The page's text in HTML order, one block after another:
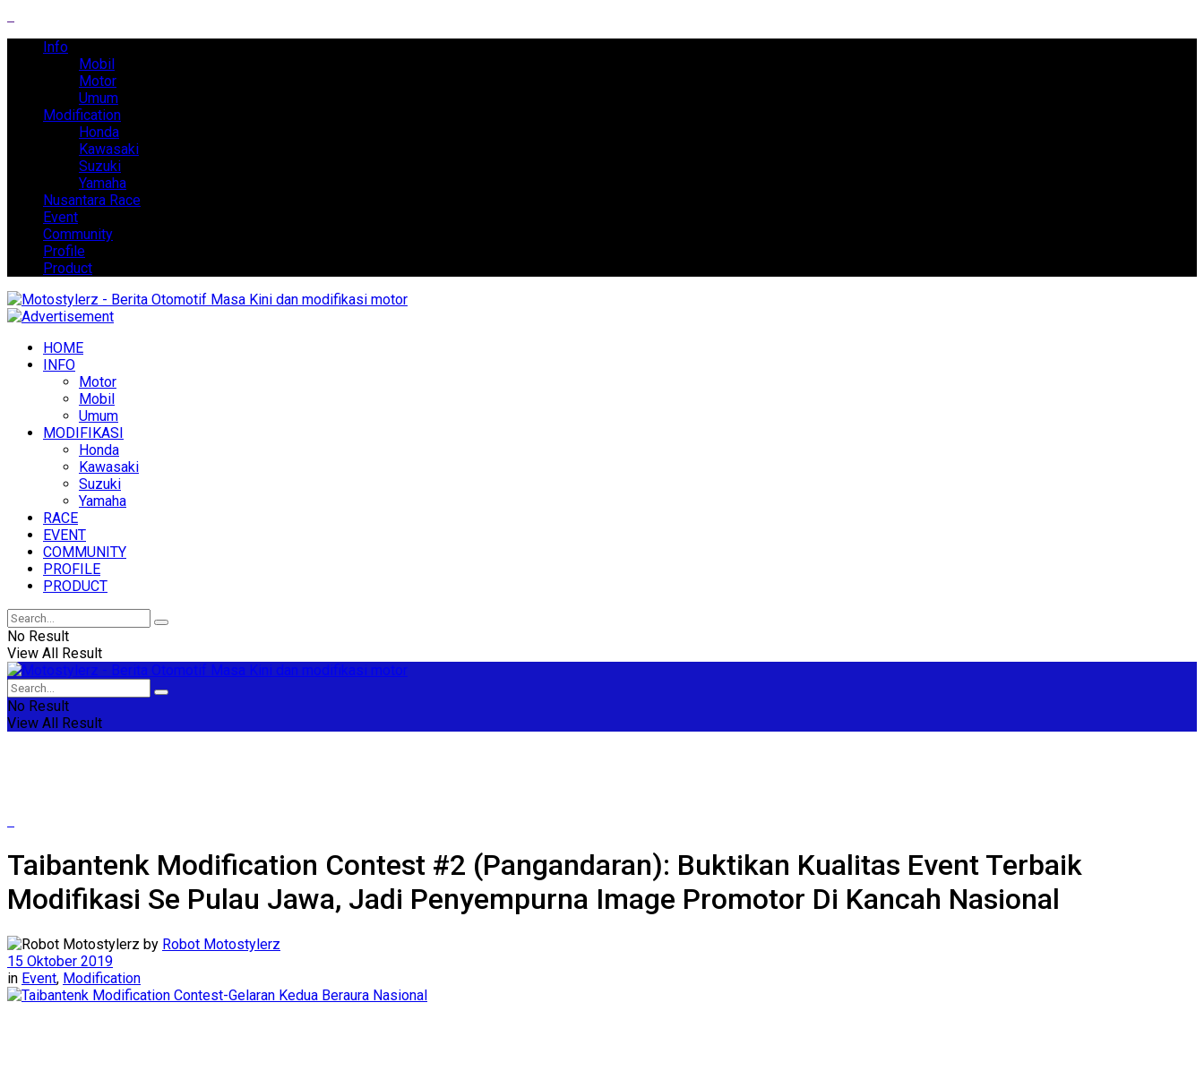
Info
Mobil
Motor
Umum
Modification
Honda
Kawasaki
Suzuki
Yamaha
Nusantara Race
Event
Community
Profile
Product
HOME
INFO
Motor
Mobil
Umum
MODIFIKASI
Honda
Kawasaki
Suzuki
Yamaha
RACE
EVENT
COMMUNITY
PROFILE
PRODUCT
No Result
View All Result
No Result
View All Result
Taibantenk Modification Contest #2 (Pangandaran): Buktikan Kualitas Event Terbaik
Modifikasi Se Pulau Jawa, Jadi Penyempurna Image Promotor Di Kancah Nasional
by Robot Motostylerz
15 Oktober 2019
in Event, Modification